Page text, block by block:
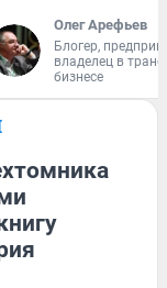
Олег Арефьев
Блогер,
владелец в
бизнесе